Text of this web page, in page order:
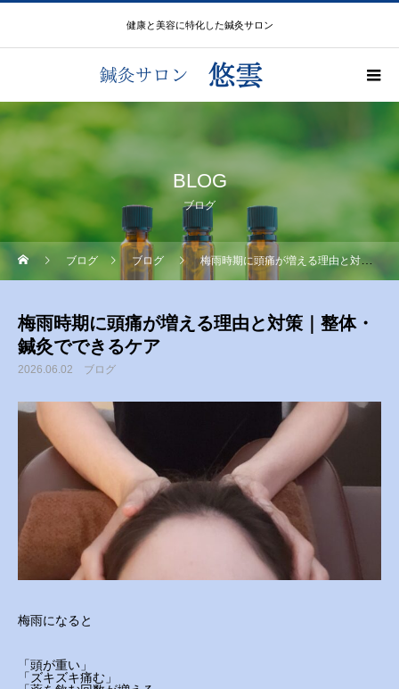
健康と美容に特化した鍼灸サロン
BLOG
ブログ
ブログ ブログ 梅雨時期に頭痛が増える理由と対策｜整体・鍼灸でできるケア
梅雨時期に頭痛が増える理由と対策｜整体・
鍼灸でできるケア
2026.06.02 ブログ
梅雨になると
「頭が重い」
「ズキズキ痛む」